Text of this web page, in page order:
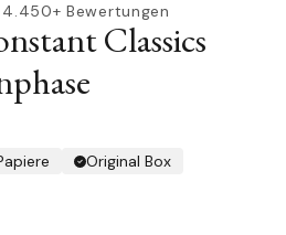
4.450+ Bewertungen
Classics
Original Box